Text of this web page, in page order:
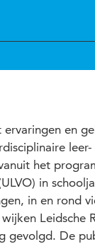
en
leer-
het
in
in en rond
Leidsche
gevolgd. De